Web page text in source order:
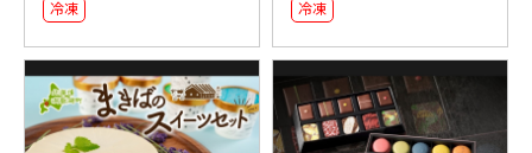
冷凍 冷凍